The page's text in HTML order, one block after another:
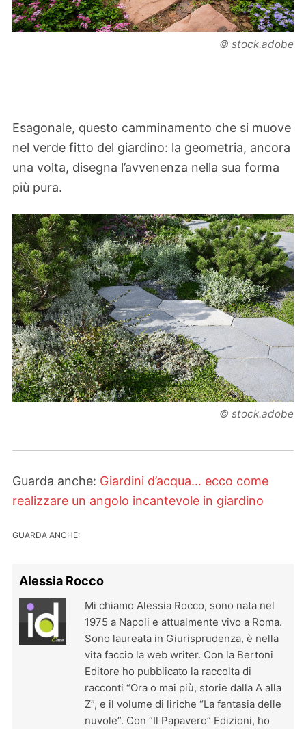
© stock.adobe
Esagonale, questo camminamento che si muove
nel verde fitto del giardino: la geometria, ancora
una volta, disegna l’avvenenza nella sua forma
più pura.
© stock.adobe
Guarda anche: Giardini d’acqua… ecco come
realizzare un angolo incantevole in giardino
GUARDA ANCHE:
Alessia Rocco
Mi chiamo Alessia Rocco, sono nata nel
1975 a Napoli e attualmente vivo a Roma.
Sono laureata in Giurisprudenza, è nella
vita faccio la web writer. Con la Bertoni
Editore ho pubblicato la raccolta di
racconti “Ora o mai più, storie dalla A alla
Z”, e il volume di liriche “La fantasia delle
nuvole”. Con “Il Papavero” Edizioni, ho